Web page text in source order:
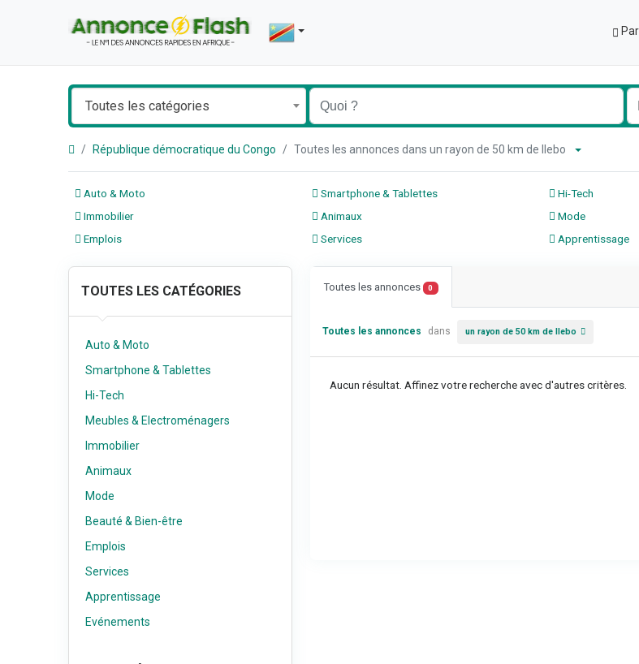
Toutes les catégories
République démocratique du Congo Toutes les annonces dans un rayon de 50 km de Ilebo
Auto & Moto Smartphone & Tablettes Hi-Tech
Immobilier
Animaux Mode
Emplois
Services Apprentissage
TOUTES LES CATÉGORIES
Auto & Moto
Smartphone & Tablettes
Hi-Tech
Meubles & Electroménagers
Immobilier
Animaux
Mode
Beauté & Bien-être
Emplois
Services
Apprentissage
Evénements
Toutes les annonces 0
Toutes les annonces dans un rayon de 50 km de Ilebo
Aucun résultat. Affinez votre recherche avec d'autres critères.